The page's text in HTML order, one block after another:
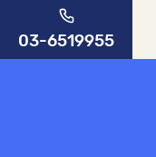
03-6519955